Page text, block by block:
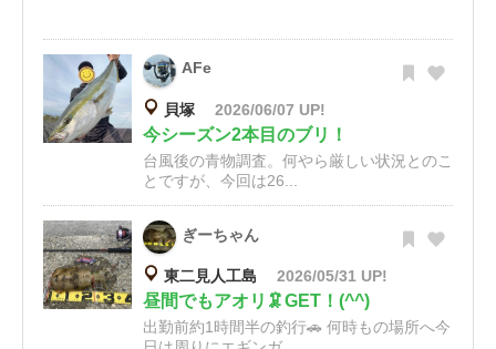
AFe
貝塚 2026/06/07 UP!
今シーズン2本目のブリ！
台風後の青物調査。何やら厳しい状況とのこ
とですが、今回は26...
ぎーちゃん
東二見人工島 2026/05/31 UP!
昼間でもアオリ🦑GET！(^^)
出勤前約1時間半の釣行🚗 何時もの場所へ今